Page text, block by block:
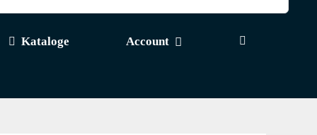
Kataloge Account